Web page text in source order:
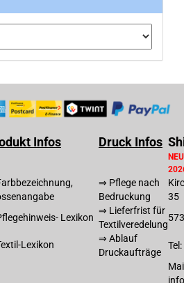
Infos Druck Infos
⇒ Pflege nach
Bedruckung
35
Lexikon
⇒ Lieferfrist für
Textilveredelung
extil-Lexikon
⇒ Ablauf
Druckaufträge